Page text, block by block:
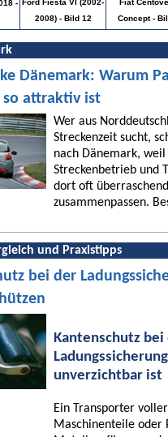
-
Ford Fiesta VI (2002-
2008) - Bild 12
Fiat
Concept -
Dänemark: Warum
so attraktiv ist
Wer aus
Streckenzeit sucht,
nach Dänemark, weil
Streckenbetrieb und
dort oft
zusammenpassen.
und Praxistipps
bei der
Kantenschutz bei
unverzichtbar ist
Ein Transporter
Maschinenteile oder